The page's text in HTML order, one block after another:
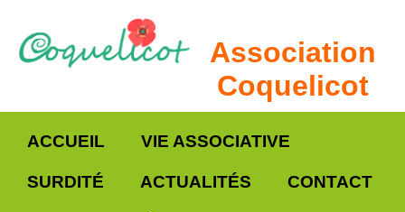
Association
Coquelicot
ACCUEIL VIE ASSOCIATIVE
SURDITÉ ACTUALITÉS CONTACT